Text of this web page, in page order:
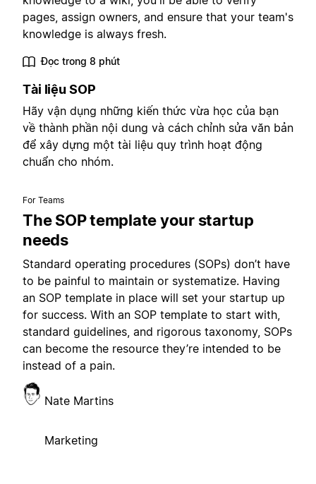
pages, assign owners, and ensure that your team's
knowledge is always fresh.
Đọc trong 8 phút
Tài liệu SOP
Hãy vận dụng những kiến thức vừa học của bạn
về thành phần nội dung và cách chỉnh sửa văn bản
để xây dựng một tài liệu quy trình hoạt động
chuẩn cho nhóm.
For Teams
The SOP template your startup
needs
Standard operating procedures (SOPs) don’t have
to be painful to maintain or systematize. Having
an SOP template in place will set your startup up
for success. With an SOP template to start with,
standard guidelines, and rigorous taxonomy, SOPs
can become the resource they’re intended to be
instead of a pain.
Nate Martins
Marketing